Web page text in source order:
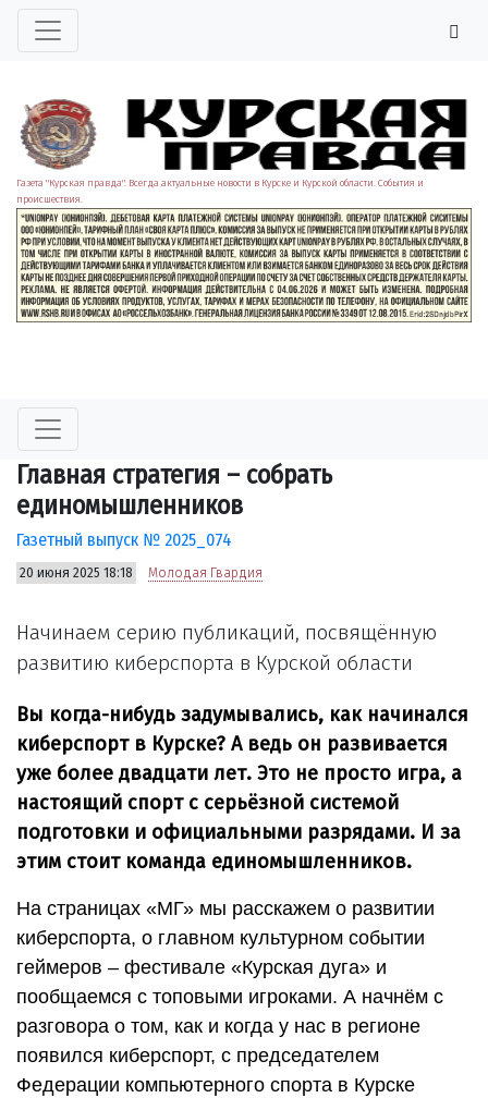
Газета "Курская правда". Всегда актуальные новости в Курске и Курской области. События и
происшествия.
Главная стратегия – собрать
единомышленников
Газетный выпуск № 2025_074
20 июня 2025 18:18 Молодая Гвардия
Начинаем серию публикаций, посвящённую
развитию киберспорта в Курской области
Вы когда-нибудь задумывались, как начинался
киберспорт в Курске? А ведь он развивается
уже более двадцати лет. Это не просто игра, а
настоящий спорт с серьёзной системой
подготовки и официальными разрядами. И за
этим стоит команда единомышленников.
На страницах «МГ» мы расскажем о развитии
киберспорта, о главном культурном событии
геймеров – фестивале «Курская дуга» и
пообщаемся с топовыми игроками. А начнём с
разговора о том, как и когда у нас в регионе
появился киберспорт, с председателем
Федерации компьютерного спорта в Курске